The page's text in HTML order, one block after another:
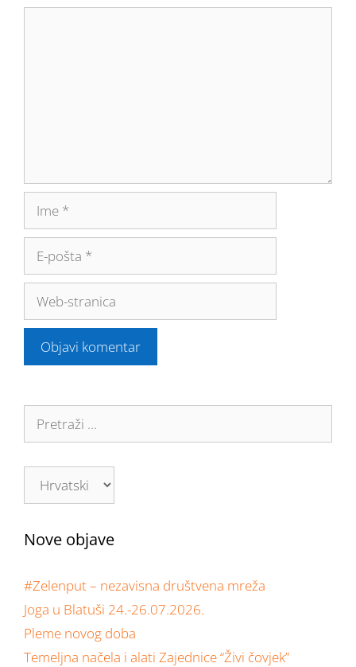
Nove objave
#Zelenput – nezavisna društvena mreža
Joga u Blatuši 24.-26.07.2026.
Pleme novog doba
Temeljna načela i alati Zajednice “Živi čovjek”